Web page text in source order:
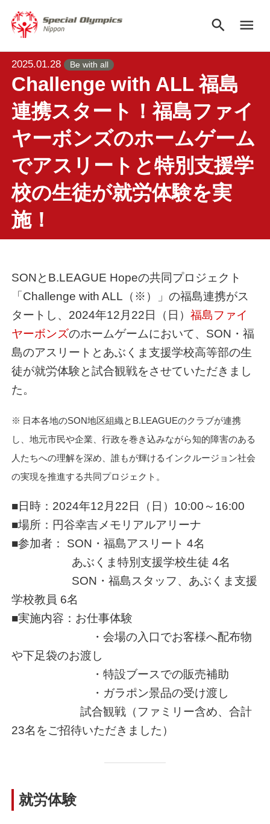
search menu
2025.01.28 Be with all
Challenge with ALL 福島
連携スタート！福島ファイ
ヤーボンズのホームゲーム
でアスリートと特別支援学
校の生徒が就労体験を実
施！
SONとB.LEAGUE Hopeの共同プロジェクト
「Challenge with ALL（※）」の福島連携がス
タートし、2024年12月22日（日）福島ファイ
ヤーボンズのホームゲームにおいて、SON・福
島のアスリートとあぶくま支援学校高等部の生
徒が就労体験と試合観戦をさせていただきまし
た。
※ 日本各地のSON地区組織とB.LEAGUEのクラブが連携
し、地元市民や企業、行政を巻き込みながら知的障害のある
人たちへの理解を深め、誰もが輝けるインクルージョン社会
の実現を推進する共同プロジェクト。
■日時：2024年12月22日（日）10:00～16:00
■場所：円谷幸吉メモリアルアリーナ
■参加者： SON・福島アスリート 4名
あぶくま特別支援学校生徒 4名
SON・福島スタッフ、あぶくま支援
学校教員 6名
■実施内容：お仕事体験
・会場の入口でお客様へ配布物
や下足袋のお渡し
・特設ブースでの販売補助
・ガラポン景品の受け渡し
試合観戦（ファミリー含め、合計
23名をご招待いただきました）
就労体験